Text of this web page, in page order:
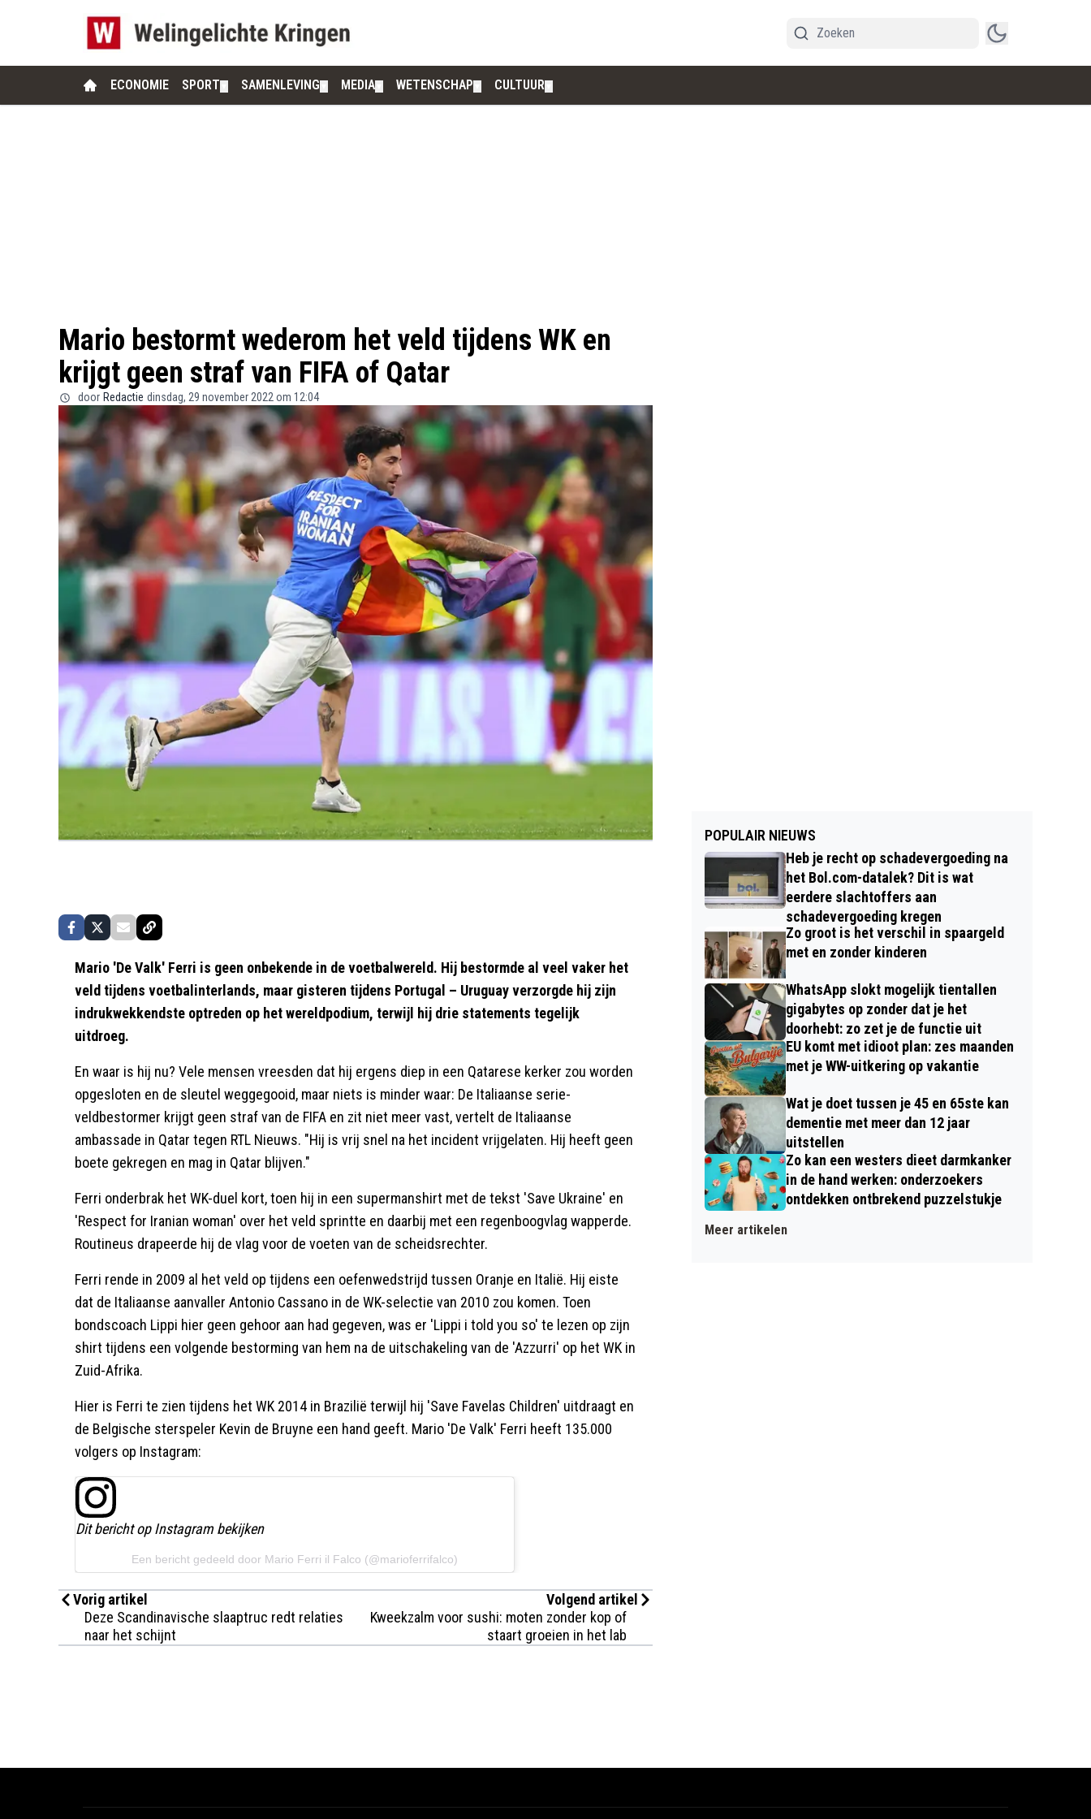
ECONOMIE SPORT SAMENLEVING MEDIA WETENSCHAP CULTUUR
Mario bestormt wederom het veld tijdens WK en
krijgt geen straf van FIFA of Qatar
door Redactie dinsdag, 29 november 2022 om 12:04
Mario 'De Valk' Ferri is geen onbekende in de voetbalwereld. Hij bestormde al veel vaker het
veld tijdens voetbalinterlands, maar gisteren tijdens Portugal – Uruguay verzorgde hij zijn
indrukwekkendste optreden op het wereldpodium, terwijl hij drie statements tegelijk
uitdroeg.
En waar is hij nu? Vele mensen vreesden dat hij ergens diep in een Qatarese kerker zou worden
opgesloten en de sleutel weggegooid, maar niets is minder waar: De Italiaanse serie-
veldbestormer krijgt geen straf van de FIFA en zit niet meer vast, vertelt de Italiaanse
ambassade in Qatar tegen RTL Nieuws. "Hij is vrij snel na het incident vrijgelaten. Hij heeft geen
boete gekregen en mag in Qatar blijven."
Ferri onderbrak het WK-duel kort, toen hij in een supermanshirt met de tekst 'Save Ukraine' en
'Respect for Iranian woman' over het veld sprintte en daarbij met een regenboogvlag wapperde.
Routineus drapeerde hij de vlag voor de voeten van de scheidsrechter.
Ferri rende in 2009 al het veld op tijdens een oefenwedstrijd tussen Oranje en Italië. Hij eiste
dat de Italiaanse aanvaller Antonio Cassano in de WK-selectie van 2010 zou komen. Toen
bondscoach Lippi hier geen gehoor aan had gegeven, was er 'Lippi i told you so' te lezen op zijn
shirt tijdens een volgende bestorming van hem na de uitschakeling van de 'Azzurri' op het WK in
Zuid-Afrika.
Hier is Ferri te zien tijdens het WK 2014 in Brazilië terwijl hij 'Save Favelas Children' uitdraagt en
de Belgische sterspeler Kevin de Bruyne een hand geeft. Mario 'De Valk' Ferri heeft 135.000
volgers op Instagram:
Dit bericht op Instagram bekijken
Een bericht gedeeld door Mario Ferri il Falco (@marioferrifalco)
Vorig artikel
Deze Scandinavische slaaptruc redt relaties
naar het schijnt
Volgend artikel
Kweekzalm voor sushi: moten zonder kop of
staart groeien in het lab
POPULAIR NIEUWS
Heb je recht op schadevergoeding na
het Bol.com-datalek? Dit is wat
eerdere slachtoffers aan
schadevergoeding kregen
Zo groot is het verschil in spaargeld
met en zonder kinderen
WhatsApp slokt mogelijk tientallen
gigabytes op zonder dat je het
doorhebt: zo zet je de functie uit
EU komt met idioot plan: zes maanden
met je WW-uitkering op vakantie
Wat je doet tussen je 45 en 65ste kan
dementie met meer dan 12 jaar
uitstellen
Zo kan een westers dieet darmkanker
in de hand werken: onderzoekers
ontdekken ontbrekend puzzelstukje
Meer artikelen